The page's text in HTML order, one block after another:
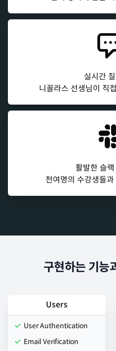
실시간
니꼴라스 선생님이 직
활발한 슬랙
천여명의 수강생들
구현하는 기능
Users
User Authentication
Email Verification